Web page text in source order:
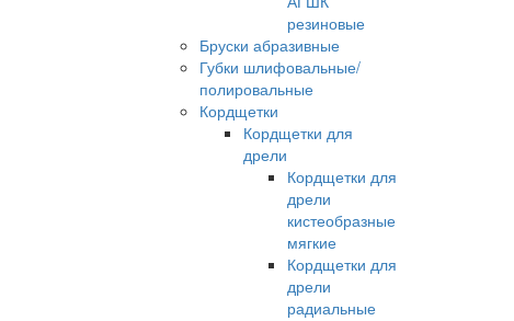
резиновые
Бруски абразивные
Губки шлифовальные/
полировальные
Кордщетки
Кордщетки для
дрели
Кордщетки для
дрели
кистеобразные
мягкие
Кордщетки для
дрели
радиальные